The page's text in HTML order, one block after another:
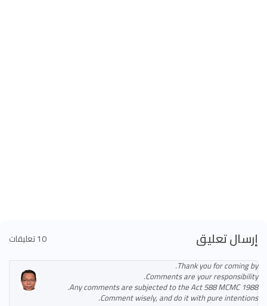
إرسال تعليق 10 تعليقات
Thank you for coming by.
Comments are your responsibility.
Any comments are subjected to the Act 588 MCMC 1988.
Comment wisely, and do it with pure intentions.